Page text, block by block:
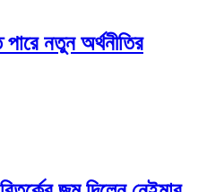
নতুন অর্থনীতির